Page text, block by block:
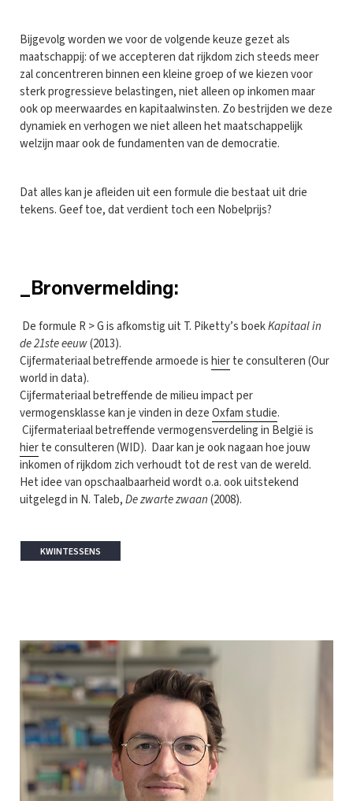
Bijgevolg worden we voor de volgende keuze gezet als
maatschappij: of we accepteren dat rijkdom zich steeds meer
zal concentreren binnen een kleine groep of we kiezen voor
sterk progressieve belastingen, niet alleen op inkomen maar
ook op meerwaardes en kapitaalwinsten. Zo bestrijden we deze
dynamiek en verhogen we niet alleen het maatschappelijk
welzijn maar ook de fundamenten van de democratie.
Dat alles kan je afleiden uit een formule die bestaat uit drie
tekens. Geef toe, dat verdient toch een Nobelprijs?
_Bronvermelding:
De formule R > G is afkomstig uit T. Piketty’s boekKapitaal in
de 21ste eeuw(2013).
Cijfermateriaal betreffende armoede ishierte consulteren (Our
world in data).
Cijfermateriaal betreffende de milieu impact per
vermogensklasse kan je vinden in dezeOxfam studie.
Cijfermateriaal betreffende vermogensverdeling in België is
hierte consulteren (WID). Daar kan je ook nagaan hoe jouw
inkomen of rijkdom zich verhoudt tot de rest van de wereld.
Het idee van opschaalbaarheid wordt o.a. ook uitstekend
uitgelegd in N. Taleb,De zwarte zwaan(2008).
KWINTESSENS